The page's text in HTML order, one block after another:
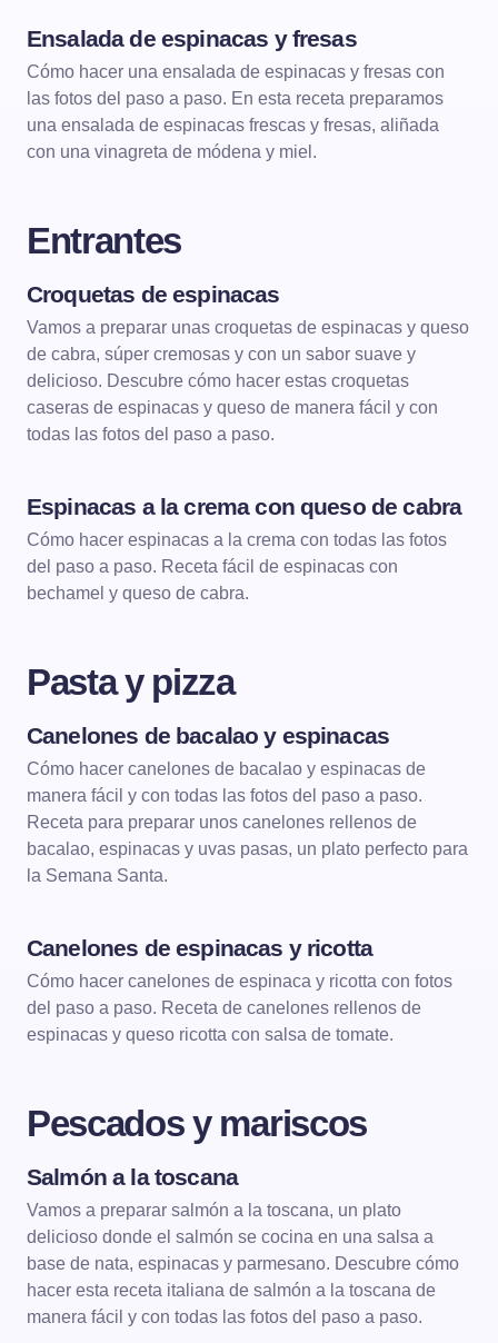
Ensalada de espinacas y fresas
Cómo hacer una ensalada de espinacas y fresas con
las fotos del paso a paso. En esta receta preparamos
una ensalada de espinacas frescas y fresas, aliñada
con una vinagreta de módena y miel.
Entrantes
Croquetas de espinacas
Vamos a preparar unas croquetas de espinacas y queso
de cabra, súper cremosas y con un sabor suave y
delicioso. Descubre cómo hacer estas croquetas
caseras de espinacas y queso de manera fácil y con
todas las fotos del paso a paso.
Espinacas a la crema con queso de cabra
Cómo hacer espinacas a la crema con todas las fotos
del paso a paso. Receta fácil de espinacas con
bechamel y queso de cabra.
Pasta y pizza
Canelones de bacalao y espinacas
Cómo hacer canelones de bacalao y espinacas de
manera fácil y con todas las fotos del paso a paso.
Receta para preparar unos canelones rellenos de
bacalao, espinacas y uvas pasas, un plato perfecto para
la Semana Santa.
Canelones de espinacas y ricotta
Cómo hacer canelones de espinaca y ricotta con fotos
del paso a paso. Receta de canelones rellenos de
espinacas y queso ricotta con salsa de tomate.
Pescados y mariscos
Salmón a la toscana
Vamos a preparar salmón a la toscana, un plato
delicioso donde el salmón se cocina en una salsa a
base de nata, espinacas y parmesano. Descubre cómo
hacer esta receta italiana de salmón a la toscana de
manera fácil y con todas las fotos del paso a paso.